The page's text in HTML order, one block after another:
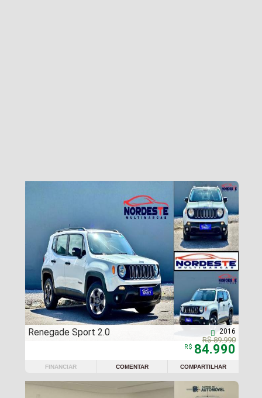
Renegade Sport 2.0 2016

R$ 84.990
R$ 89.990
FINANCIAR COMENTAR COMPARTILHAR